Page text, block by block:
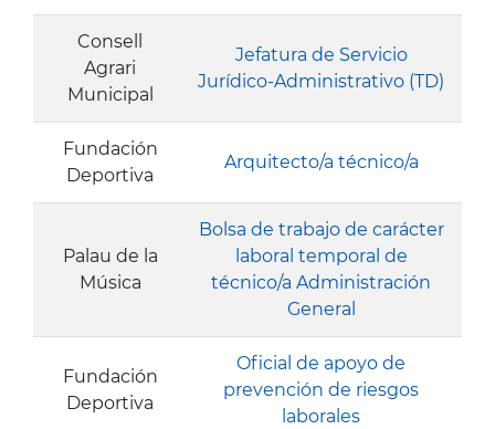
Consell
Agrari
Municipal
Jefatura de Servicio
Jurídico-Administrativo (TD)
Fundación
Deportiva
Arquitecto/a técnico/a
Palau de la
Música
Bolsa de trabajo de carácter
laboral temporal de
técnico/a Administración
General
Fundación
Deportiva
Oficial de apoyo de
prevención de riesgos
laborales